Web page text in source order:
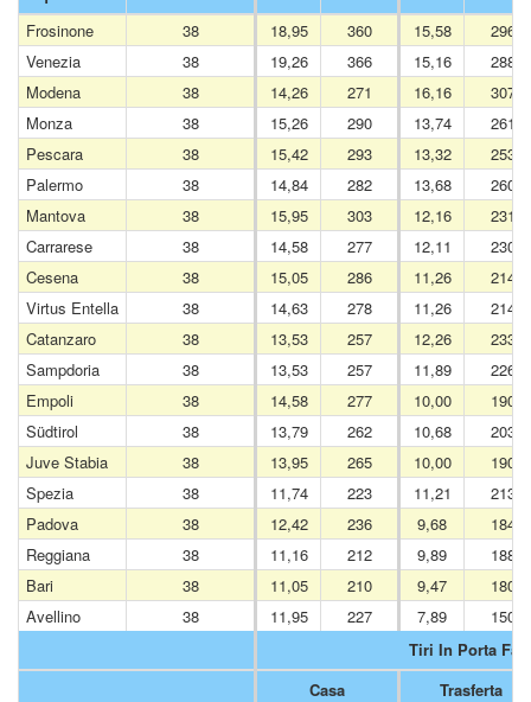
Frosinone
38 18,95 360 15,58
296
Venezia
38 19,26 366 15,16
288
Modena
38 14,26 271 16,16
307
Monza
38 15,26 290 13,74
261
Pescara
38 15,42 293 13,32
253
Palermo
38 14,84 282 13,68
260
Mantova
38 15,95 303 12,16
231
Carrarese
38 14,58 277 12,11
230
Cesena
38 15,05 286 11,26
214
Virtus Entella
38 14,63 278 11,26
214
Catanzaro
38 13,53 257 12,26
233
Sampdoria
38 13,53 257 11,89
226
Empoli
38 14,58 277 10,00
190
Südtirol
38 13,79 262 10,68
203
Juve Stabia
38 13,95 265 10,00
190
Spezia
38 11,74 223 11,21
213
Padova
38 12,42 236 9,68
184
Reggiana
38 11,16 212 9,89
188
Bari
38 11,05 210 9,47
180
Avellino
38 11,95 227 7,89
150
Tiri In Porta
Casa
Trasferta